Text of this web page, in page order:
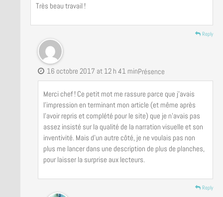
Très beau travail !
Reply
Présence
16 octobre 2017 at 12 h 41 min
Merci chef ! Ce petit mot me rassure parce que j’avais
l’impression en terminant mon article (et même après
l’avoir repris et complété pour le site) que je n’avais pas
assez insisté sur la qualité de la narration visuelle et son
inventivité. Mais d’un autre côté, je ne voulais pas non
plus me lancer dans une description de plus de planches,
pour laisser la surprise aux lecteurs.
Reply